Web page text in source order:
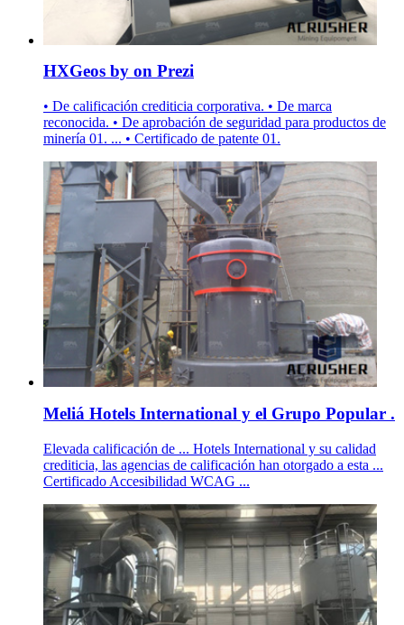
HXGeos by on Prezi
• De calificación crediticia corporativa. • De marca
reconocida. • De aprobación de seguridad para productos de
minería 01. ... • Certificado de patente 01.
Meliá Hotels International y el Grupo Popular .
Elevada calificación de ... Hotels International y su calidad
crediticia, las agencias de calificación han otorgado a esta ...
Certificado Accesibilidad WCAG ...